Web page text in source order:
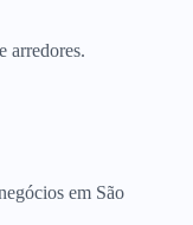
arredores.
em São